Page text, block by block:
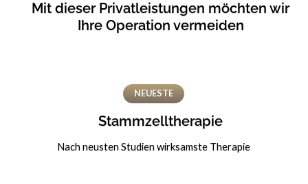
Mit dieser Privatleistungen möchten wir
Ihre Operation vermeiden
NEUESTE
Stammzelltherapie
Nach neusten Studien wirksamste Therapie